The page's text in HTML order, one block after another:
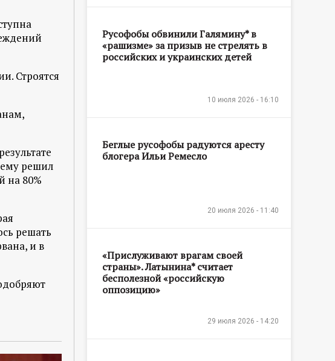
Строятся
решил
на 80%
решать
и в
Русофобы обвинили Галямину* в
«рашизме» за призыв не стрелять в
российских и украинских детей
10 июля 2026 - 16:10
Беглые русофобы радуются аресту
блогера Ильи Ремесло
20 июля 2026 - 11:40
«Прислуживают врагам своей
страны». Латынина* считает
бесполезной «российскую
оппозицию»
29 июля 2026 - 14:20